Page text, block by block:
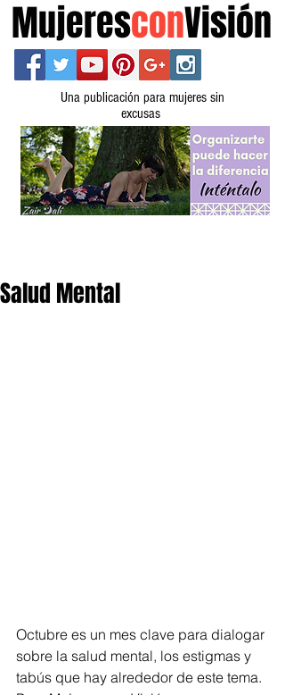
MujeresconVisión
Una publicación para mujeres sin
excusas
Salud Mental
Octubre es un mes clave para dialogar
sobre la salud mental, los estigmas y
tabús que hay alrededor de este tema.